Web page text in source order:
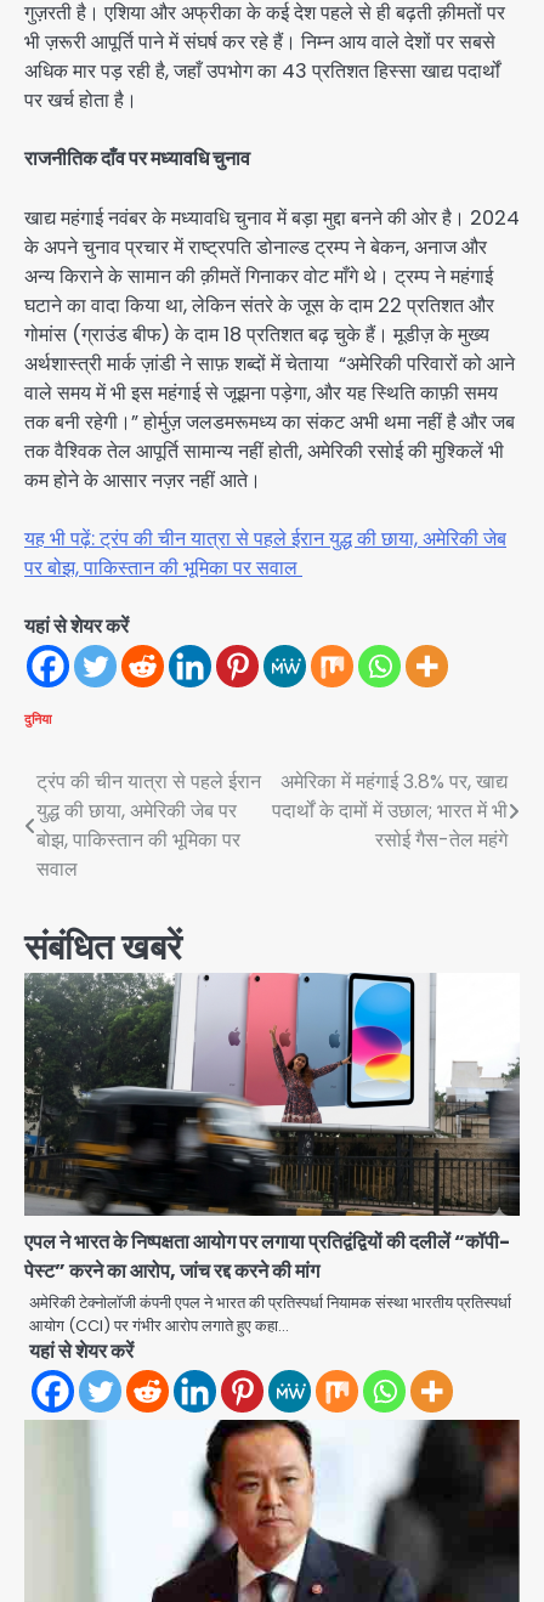
गुज़रती है। एशिया और अफ्रीका के कई देश पहले से ही बढ़ती क़ीमतों पर
भी ज़रूरी आपूर्ति पाने में संघर्ष कर रहे हैं। निम्न आय वाले देशों पर सबसे
अधिक मार पड़ रही है, जहाँ उपभोग का 43 प्रतिशत हिस्सा खाद्य पदार्थों
पर खर्च होता है।
राजनीतिक दाँव पर मध्यावधि चुनाव
खाद्य महंगाई नवंबर के मध्यावधि चुनाव में बड़ा मुद्दा बनने की ओर है। 2024
के अपने चुनाव प्रचार में राष्ट्रपति डोनाल्ड ट्रम्प ने बेकन, अनाज और
अन्य किराने के सामान की क़ीमतें गिनाकर वोट माँगे थे। ट्रम्प ने महंगाई
घटाने का वादा किया था, लेकिन संतरे के जूस के दाम 22 प्रतिशत और
गोमांस (ग्राउंड बीफ) के दाम 18 प्रतिशत बढ़ चुके हैं। मूडीज़ के मुख्य
अर्थशास्त्री मार्क ज़ांडी ने साफ़ शब्दों में चेताया “अमेरिकी परिवारों को आने
वाले समय में भी इस महंगाई से जूझना पड़ेगा, और यह स्थिति काफ़ी समय
तक बनी रहेगी।” होर्मुज़ जलडमरूमध्य का संकट अभी थमा नहीं है और जब
तक वैश्विक तेल आपूर्ति सामान्य नहीं होती, अमेरिकी रसोई की मुश्किलें भी
कम होने के आसार नज़र नहीं आते।
यह भी पढ़ें: ट्रंप की चीन यात्रा से पहले ईरान युद्ध की छाया, अमेरिकी जेब
पर बोझ, पाकिस्तान की भूमिका पर सवाल
यहां से शेयर करें
दुनिया
Post
navigation
ट्रंप की चीन यात्रा से पहले ईरान
युद्ध की छाया, अमेरिकी जेब पर
बोझ, पाकिस्तान की भूमिका पर
सवाल
अमेरिका में महंगाई 3.8% पर, खाद्य
पदार्थों के दामों में उछाल; भारत में भी
रसोई गैस-तेल महंगे
संबंधित खबरें
एपल ने भारत के निष्पक्षता आयोग पर लगाया प्रतिद्वंद्वियों की दलीलें “कॉपी-
पेस्ट” करने का आरोप, जांच रद्द करने की मांग
अमेरिकी टेक्नोलॉजी कंपनी एपल ने भारत की प्रतिस्पर्धा नियामक संस्था भारतीय प्रतिस्पर्धा
आयोग (CCI) पर गंभीर आरोप लगाते हुए कहा…
यहां से शेयर करें